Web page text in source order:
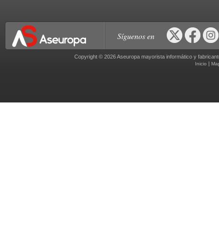
Síguenos en
Copyright © 2026 Aseuropa mayorista informático y
Inicio |